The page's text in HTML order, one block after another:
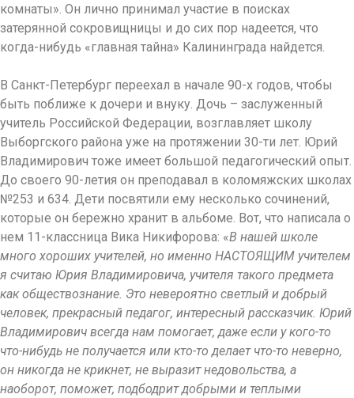
комнаты». Он лично принимал участие в поисках
затерянной сокровищницы и до сих пор надеется, что
когда-нибудь «главная тайна» Калининграда найдется.
В Санкт-Петербург переехал в начале 90-х годов, чтобы
быть поближе к дочери и внуку. Дочь – заслуженный
учитель Российской Федерации, возглавляет школу
Выборгского района уже на протяжении 30-ти лет. Юрий
Владимирович тоже имеет большой педагогический опыт.
До своего 90-летия он преподавал в коломяжских школах
№253 и 634. Дети посвятили ему несколько сочинений,
которые он бережно хранит в альбоме. Вот, что написала о
нем 11-классница Вика Никифорова: «В нашей школе
много хороших учителей, но именно НАСТОЯЩИМ учителем
я считаю Юрия Владимировича, учителя такого предмета
как обществознание. Это невероятно светлый и добрый
человек, прекрасный педагог, интересный рассказчик. Юрий
Владимирович всегда нам помогает, даже если у кого-то
что-нибудь не получается или кто-то делает что-то неверно,
он никогда не крикнет, не выразит недовольства, а
наоборот, поможет, подбодрит добрыми и теплыми